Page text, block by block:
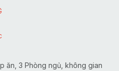
ăn, 3 Phòng ngủ, không gian